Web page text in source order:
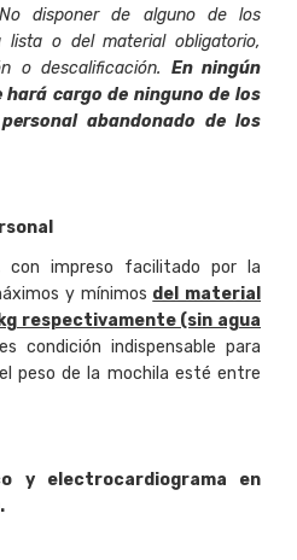
disponer de alguno de los
lista o del material obligatorio,
o descalificación. En ningún
cargo de ninguno de los
abandonado de los
con impreso facilitado por la
y mínimos del material
respectivamente (sin agua
condición indispensable para
peso de la mochila esté entre
y electrocardiograma en